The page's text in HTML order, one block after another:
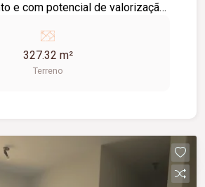
e com potencial de valorização.
em expansão e crescimento;
para construção residencial ou
327.32 m²
Terreno